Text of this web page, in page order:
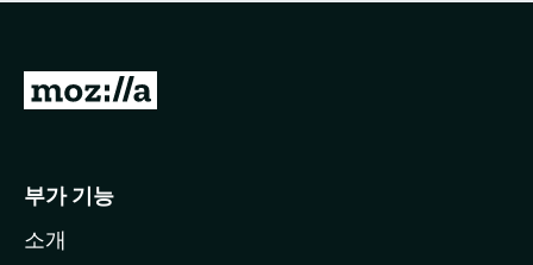
점
습
니
M
l
부가 기능
소개